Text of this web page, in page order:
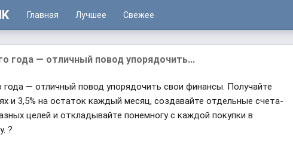
Главная Лучшее Свежее
года — отличный повод упорядочить...
года — отличный повод упорядочить свои финансы. Получайте
и 3,5% на остаток каждый месяц, создавайте отдельные счета-
целей и откладывайте понемногу с каждой покупки в
?